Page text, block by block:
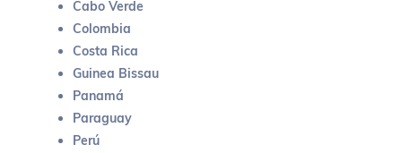
Cabo Verde
Colombia
Costa Rica
Guinea Bissau
Panamá
Paraguay
Perú